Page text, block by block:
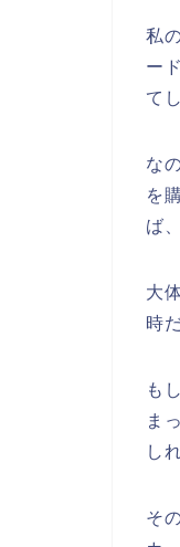
私
ー
て
な
を
ば
大
時
も
ま
し
そ